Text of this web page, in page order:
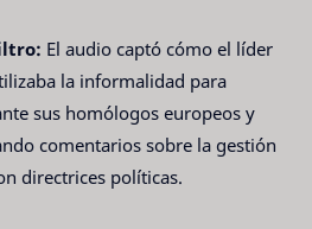
El audio captó cómo el líder
la informalidad para
sus homólogos europeos y
comentarios sobre la gestión
directrices políticas.